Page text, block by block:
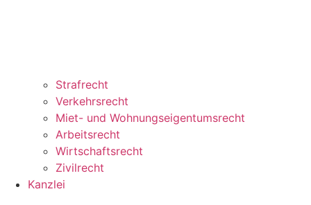
Strafrecht
Verkehrsrecht
Miet- und Wohnungseigentumsrecht
Arbeitsrecht
Wirtschaftsrecht
Zivilrecht
Kanzlei